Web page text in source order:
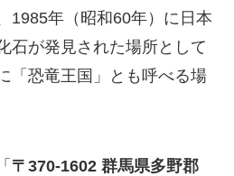
1985年（昭和60年）に日本
石が発見された場所として
「恐竜王国」とも呼べる場
〒370-1602 群馬県多野郡